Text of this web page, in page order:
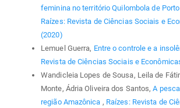
feminina no território Quilombola de
Raízes: Revista de Ciências Sociais e
(2020)
Lemuel Guerra, Entre o controle e a
Revista de Ciências Sociais e
Wandicleia Lopes de Sousa, Leila de
Monte, Ádria Oliveira dos Santos,A
região Amazônica , Raízes: Revista de